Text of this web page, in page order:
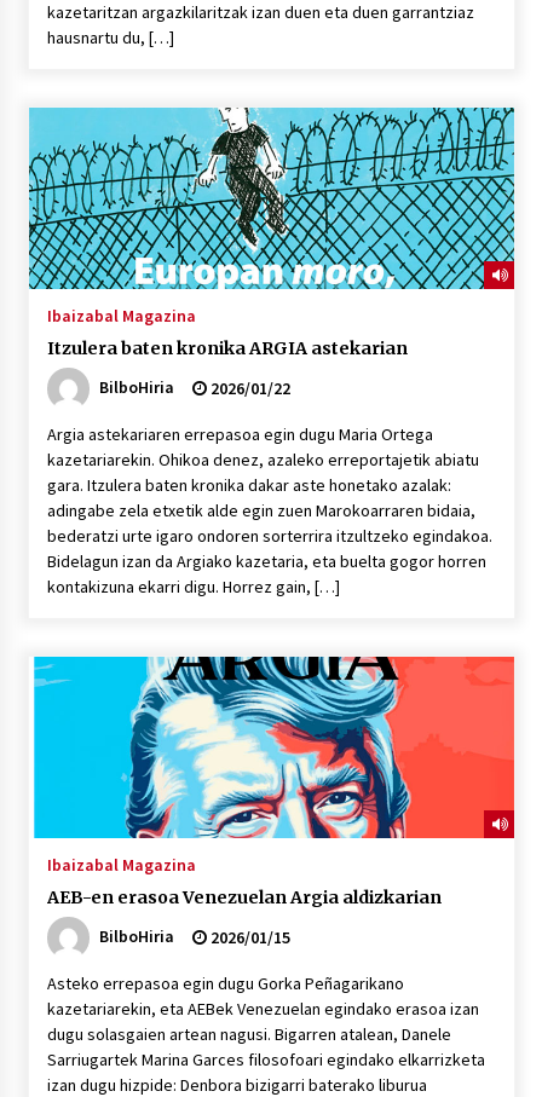
kazetaritzan argazkilaritzak izan duen eta duen garrantziaz
hausnartu du, […]
Ibaizabal Magazina
Itzulera baten kronika ARGIA astekarian
BilboHiria
2026/01/22
Argia astekariaren errepasoa egin dugu Maria Ortega
kazetariarekin. Ohikoa denez, azaleko erreportajetik abiatu
gara. Itzulera baten kronika dakar aste honetako azalak:
adingabe zela etxetik alde egin zuen Marokoarraren bidaia,
bederatzi urte igaro ondoren sorterrira itzultzeko egindakoa.
Bidelagun izan da Argiako kazetaria, eta buelta gogor horren
kontakizuna ekarri digu. Horrez gain, […]
Ibaizabal Magazina
AEB-en erasoa Venezuelan Argia aldizkarian
BilboHiria
2026/01/15
Asteko errepasoa egin dugu Gorka Peñagarikano
kazetariarekin, eta AEBek Venezuelan egindako erasoa izan
dugu solasgaien artean nagusi. Bigarren atalean, Danele
Sarriugartek Marina Garces filosofoari egindako elkarrizketa
izan dugu hizpide: Denbora bizigarri baterako liburua